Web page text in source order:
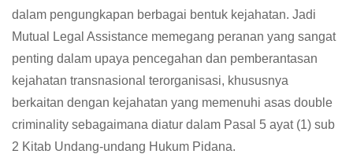
dalam pengungkapan berbagai bentuk kejahatan. Jadi
Mutual Legal Assistance memegang peranan yang sangat
penting dalam upaya pencegahan dan pemberantasan
kejahatan transnasional terorganisasi, khususnya
berkaitan dengan kejahatan yang memenuhi asas double
criminality sebagaimana diatur dalam Pasal 5 ayat (1) sub
2 Kitab Undang-undang Hukum Pidana.